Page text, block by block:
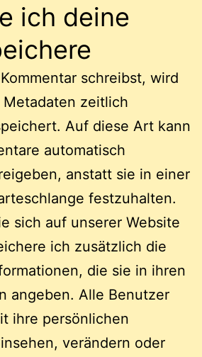
ich deine
schreibst, wird
zeitlich
Auf diese Art kann
automatisch
anstatt sie in einer
festzuhalten.
sich auf unserer Website
ich zusätzlich die
die sie in ihren
angeben. Alle Benutzer
ihre persönlichen
verändern oder